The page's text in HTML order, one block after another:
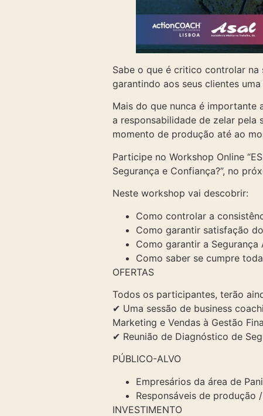
Sabe o que é critico controlar
garantindo aos seus clientes
Mais do que nunca é importante
a responsabilidade de zelar pela
momento de produção até ao
Participe no Workshop Online
Segurança e Confiança?”, no
Neste workshop vai descobrir:
Como controlar a
Como garantir satisfação
Como garantir a
Como saber se cumpre
OFERTAS
Todos os participantes, terão
✔ Uma sessão de business
Marketing e Vendas à Gestão
✔ Reunião de Diagnóstico de
PÚBLICO-ALVO
Empresários da área de
Responsáveis de produção
INVESTIMENTO